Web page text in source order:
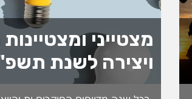
מצטייני
ויצירה לשנת